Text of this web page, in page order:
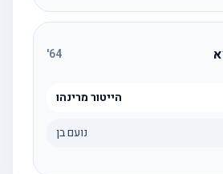
64
'
הייטור מרינהו
נועם בן